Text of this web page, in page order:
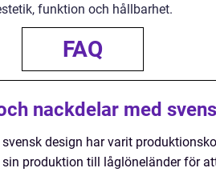
funktion och hållbarhet.
FAQ
nackdelar med
design har varit
produktion till låglöneländer för